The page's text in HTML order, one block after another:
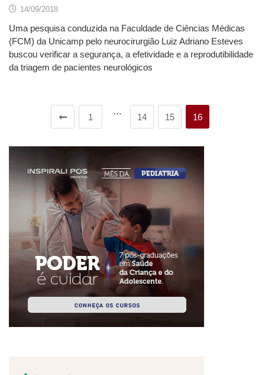
14/09/2018
Uma pesquisa conduzida na Faculdade de Ciências Médicas
(FCM) da Unicamp pelo neurocirurgião Luiz Adriano Esteves
buscou verificar a segurança, a efetividade e a reprodutibilidade
da triagem de pacientes neurológicos
1
…
14 15 16